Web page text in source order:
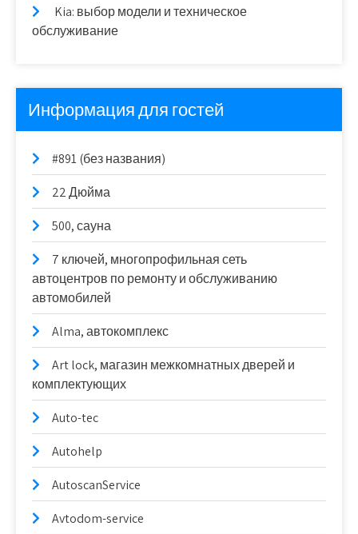
Kia: выбор модели и техническое
обслуживание
Информация для гостей
#891 (без названия)
22 Дюйма
500, сауна
7 ключей, многопрофильная сеть
автоцентров по ремонту и обслуживанию
автомобилей
Alma, автокомплекс
Art lock, магазин межкомнатных дверей и
комплектующих
Auto-tec
Autohelp
AutoscanService
Avtodom-service